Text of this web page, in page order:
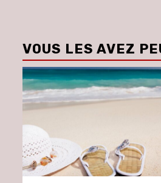
VOUS LES AVEZ